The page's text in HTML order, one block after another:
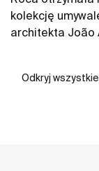
kolekcję
architekta João
Odkryj